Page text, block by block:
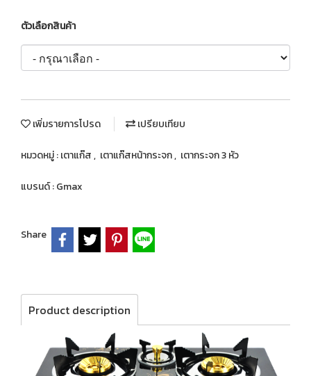
ตัวเลือกสินค้า
เพิ่มรายการโปรด เปรียบเทียบ
หมวดหมู่ :เตาแก๊ส, เตาแก๊สหน้ากระจก, เตากระจก 3 หัว
แบรนด์ :Gmax
Share
Product description